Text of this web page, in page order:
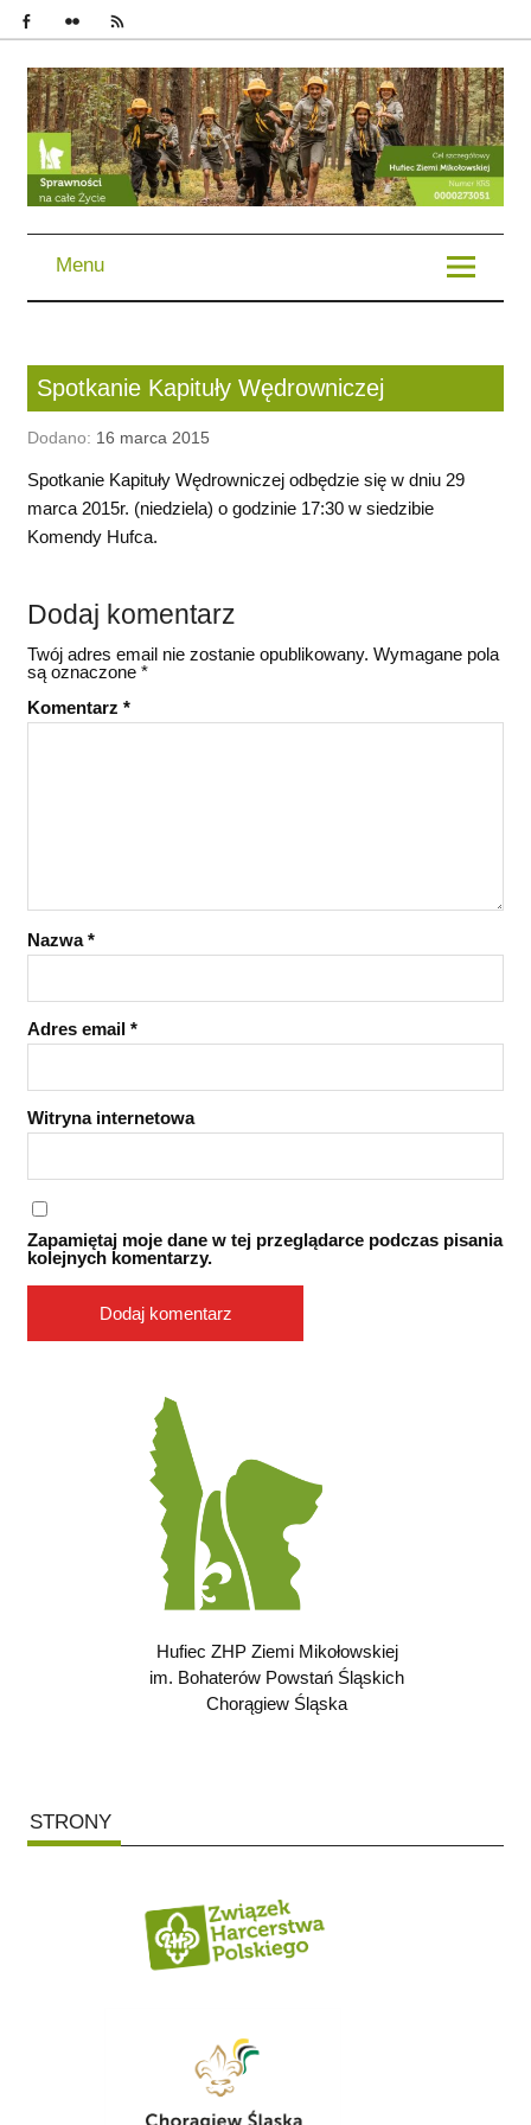
im. Bohaterów Powstań Śląskich | Chorągiew Śląska | ZHP
Menu
Spotkanie Kapituły Wędrowniczej
Dodano: 16 marca 2015
Spotkanie Kapituły Wędrowniczej odbędzie się w dniu 29
marca 2015r. (niedziela) o godzinie 17:30 w siedzibie
Komendy Hufca.
Dodaj komentarz
Twój adres email nie zostanie opublikowany. Wymagane pola
są oznaczone *
Komentarz *
Nazwa*
Adres email *
Witryna internetowa
Zapamiętaj moje dane w tej przeglądarce podczas pisania
kolejnych komentarzy.
Hufiec ZHP Ziemi Mikołowskiej
im. Bohaterów Powstań Śląskich
Chorągiew Śląska
STRONY